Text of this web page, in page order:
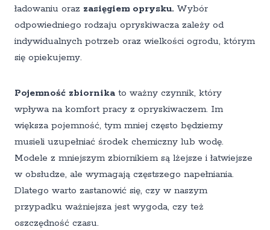
ładowaniu oraz zasięgiem oprysku. Wybór
odpowiedniego rodzaju opryskiwacza zależy od
indywidualnych potrzeb oraz wielkości ogrodu, którym
się opiekujemy.
Pojemność zbiornika to ważny czynnik, który
wpływa na komfort pracy z opryskiwaczem. Im
większa pojemność, tym mniej często będziemy
musieli uzupełniać środek chemiczny lub wodę.
Modele z mniejszym zbiornikiem są lżejsze i łatwiejsze
w obsłudze, ale wymagają częstszego napełniania.
Dlatego warto zastanowić się, czy w naszym
przypadku ważniejsza jest wygoda, czy też
oszczędność czasu.